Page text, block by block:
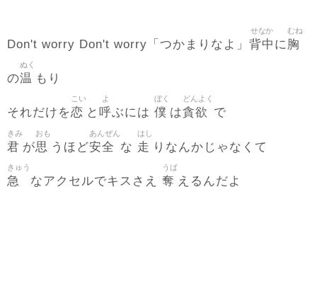
Don't worry Don't worry「つかまりなよ」 背中
せなか
に 胸
むね
の温
ぬく
もり
それだけを恋
こい
と 呼
よ
ぶには 僕
ぼく
は貪欲
どんよく
で
君
きみ
が思
おも
うほど安全
あんぜん
な 走
はし
りなんかじゃなくて
急
きゅう
なアクセルでキスさえ 奪
うば
えるんだよ